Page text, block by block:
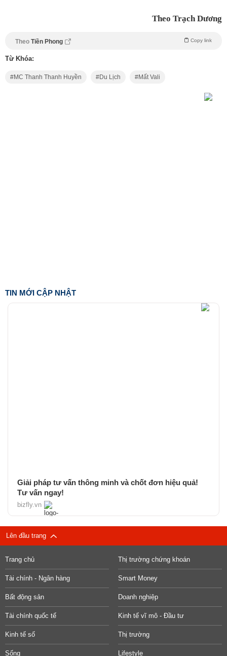
Theo Trạch Dương
Theo Tiền Phong Copy link
Từ Khóa:
MC Thanh Thanh Huyền Du Lịch Mất Vali
TIN MỚI CẬP NHẬT
Giải pháp tư vấn thông minh và chốt đơn hiệu quả!
Tư vấn ngay!
bizfly.vn
Lên đầu trang
Trang chủ Thị trường chứng khoán
Tài chính - Ngân hàng Smart Money
Bất động sản Doanh nghiệp
Tài chính quốc tế Kinh tế vĩ mô - Đầu tư
Kinh tế số Thị trường
Sống Lifestyle